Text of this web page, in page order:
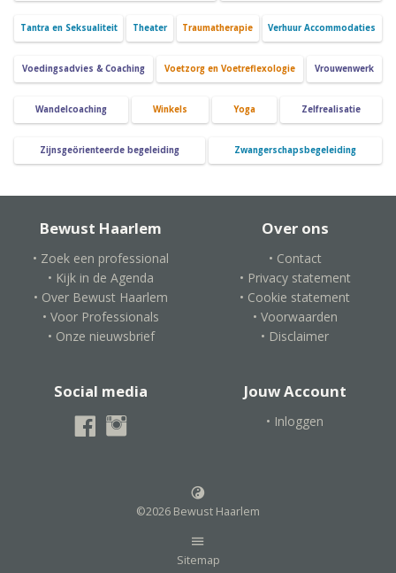
Tantra en Seksualiteit Theater Traumatherapie Verhuur Accommodaties
Voedingsadvies & Coaching Voetzorg en Voetreflexologie Vrouwenwerk
Wandelcoaching Winkels Yoga Zelfrealisatie
Zijnsgeörienteerde begeleiding Zwangerschapsbegeleiding
Bewust Haarlem
• Zoek een professional
• Kijk in de Agenda
• Over Bewust Haarlem
• Voor Professionals
• Onze nieuwsbrief
Over ons
• Contact
• Privacy statement
• Cookie statement
• Voorwaarden
• Disclaimer
Social media Jouw Account
• Inloggen
©2026 Bewust Haarlem
Sitemap